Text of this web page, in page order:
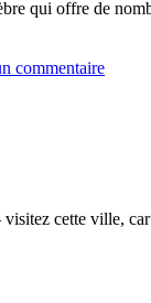
qui offre de
commentaire
cette ville, car